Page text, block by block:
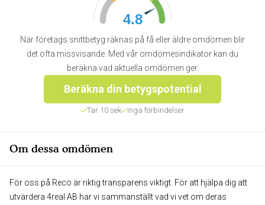
4.8
När företags snittbetyg räknas på få eller äldre omdömen blir
det ofta missvisande. Med vår omdömesindikator kan du
beräkna vad aktuella omdömen ger.
Beräkna din betygspotential
Tar 10 sek Inga förbindelser
Om dessa omdömen
För oss på Reco är riktig transparens viktigt. För att hjälpa dig att
utvärdera 4real AB har vi sammanställt vad vi vet om deras